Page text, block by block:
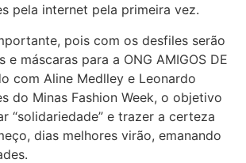
pela internet pela primeira vez.
pois com os desfiles serão
e máscaras para a ONG AMIGOS DE
com Aline Medlley e Leonardo
do Minas Fashion Week, o objetivo
“solidariedade” e trazer a certeza
dias melhores virão, emanando